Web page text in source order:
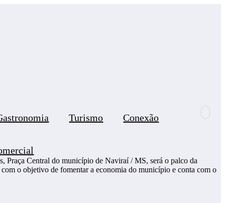
Turismo Conexão
Praça Central do município de Naviraí / MS, será o palco da
o objetivo de fomentar a economia do município e conta com o